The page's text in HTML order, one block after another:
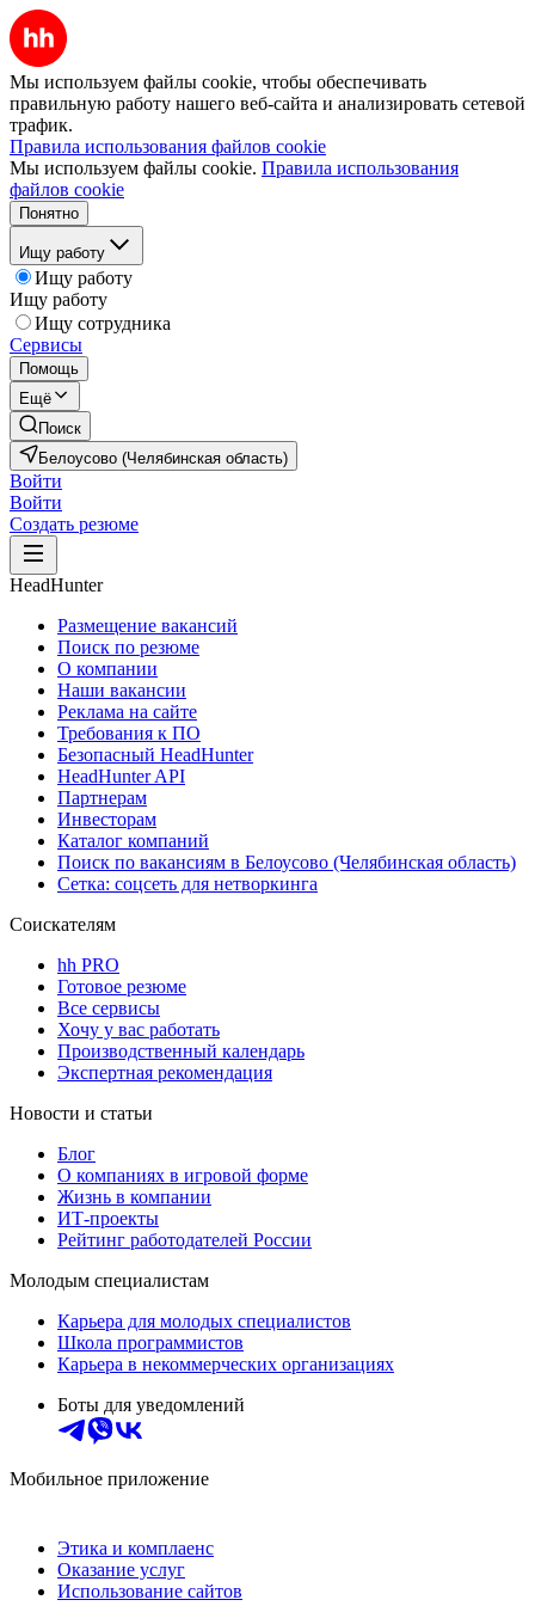
Мы используем файлы cookie, чтобы обеспечивать
правильную работу нашего веб-сайта и анализировать сетевой
трафик.
Правила использования файлов cookie
Мы используем файлы cookie. Правила использования
файлов cookie
Понятно
Ищу работу
Ищу работу
Ищу работу
Ищу сотрудника
Сервисы
Помощь
Ещё
Поиск
Белоусово (Челябинская область)
Войти
Войти
Создать резюме
HeadHunter
Размещение вакансий
Поиск по резюме
О компании
Наши вакансии
Реклама на сайте
Требования к ПО
Безопасный HeadHunter
HeadHunter API
Партнерам
Инвесторам
Каталог компаний
Поиск по вакансиям в Белоусово (Челябинская область)
Сетка: соцсеть для нетворкинга
Соискателям
hh PRO
Готовое резюме
Все сервисы
Хочу у вас работать
Производственный календарь
Экспертная рекомендация
Новости и статьи
Блог
О компаниях в игровой форме
Жизнь в компании
ИТ-проекты
Рейтинг работодателей России
Молодым специалистам
Карьера для молодых специалистов
Школа программистов
Карьера в некоммерческих организациях
Боты для уведомлений
Мобильное приложение
Этика и комплаенс
Оказание услуг
Использование сайтов